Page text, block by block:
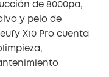
de 8000pa,
y pelo de
X10 Pro cuenta